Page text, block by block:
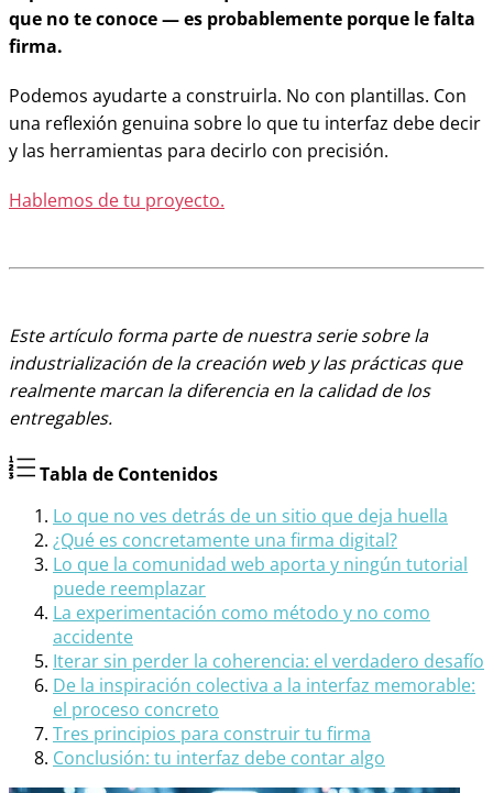
que no te conoce — es probablemente porque le falta
firma.
Podemos ayudarte a construirla. No con plantillas. Con
una reflexión genuina sobre lo que tu interfaz debe decir
y las herramientas para decirlo con precisión.
Hablemos de tu proyecto.
Este artículo forma parte de nuestra serie sobre la
industrialización de la creación web y las prácticas que
realmente marcan la diferencia en la calidad de los
entregables.
Tabla de Contenidos
Lo que no ves detrás de un sitio que deja huella
¿Qué es concretamente una firma digital?
Lo que la comunidad web aporta y ningún tutorial
puede reemplazar
La experimentación como método y no como
accidente
Iterar sin perder la coherencia: el verdadero desafío
De la inspiración colectiva a la interfaz memorable:
el proceso concreto
Tres principios para construir tu firma
Conclusión: tu interfaz debe contar algo